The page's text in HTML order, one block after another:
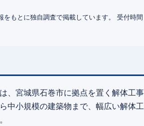
をもとに独自調査で掲載しています。 受付時間
、宮城県石巻市に拠点を置く解体工事
中小規模の建築物まで、幅広い解体工